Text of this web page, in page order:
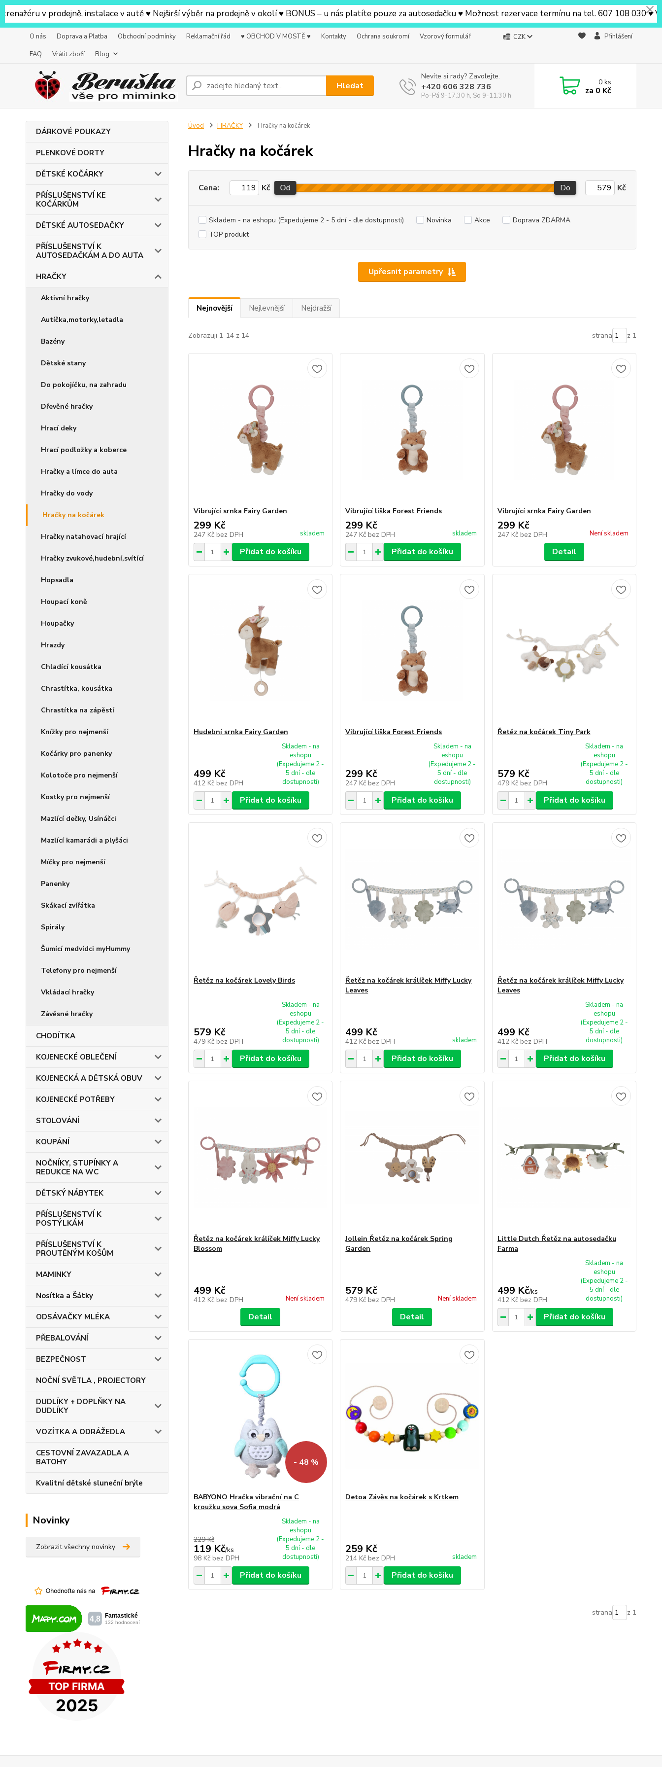
v prodejně, instalace v autě ♥ Nejširší výběr na prodejně v okolí ♥ BONUS – u nás platíte pouze za autosedačku ♥ Možnost rezervace termínu na tel. 607 108 030 ♥ V
O nás Doprava a Platba Obchodní podmínky Reklamační řád ♥ OBCHOD V MOSTĚ ♥ Kontakty Ochrana soukromí
Vzorový formulář
FAQ
Vrátit zboží Blog
CZK Přihlášení
Hledat
Nevíte si rady? Zavolejte.
+420 606 328 736
Po-Pá 9-17.30 h, So 9-11.30 h
0ks
za 0 Kč
DÁRKOVÉ POUKAZY
PLENKOVÉ DORTY
DĚTSKÉ KOČÁRKY
PŘÍSLUŠENSTVÍ KE
KOČÁRKŮM
DĚTSKÉ AUTOSEDAČKY
PŘÍSLUŠENSTVÍ K
AUTOSEDAČKÁM A DO AUTA
HRAČKY
Aktivní hračky
Autíčka,motorky,letadla
Bazény
Dětské stany
Do pokojíčku, na zahradu
Dřevěné hračky
Hrací deky
Hrací podložky a koberce
Hračky a límce do auta
Hračky do vody
Hračky na kočárek
Hračky natahovací hrající
Hračky zvukové,hudební,svítící
Hopsadla
Houpací koně
Houpačky
Hrazdy
Chladící kousátka
Chrastítka, kousátka
Chrastítka na zápěstí
Knížky pro nejmenší
Kočárky pro panenky
Kolotoče pro nejmenší
Kostky pro nejmenší
Mazlící dečky, Usínáčci
Mazlící kamarádi a plyšáci
Míčky pro nejmenší
Panenky
Skákací zvířátka
Spirály
Šumící medvídci myHummy
Telefony pro nejmenší
Vkládací hračky
Závěsné hračky
CHODÍTKA
KOJENECKÉ OBLEČENÍ
KOJENECKÁ A DĚTSKÁ OBUV
KOJENECKÉ POTŘEBY
STOLOVÁNÍ
KOUPÁNÍ
NOČNÍKY, STUPÍNKY A
REDUKCE NA WC
DĚTSKÝ NÁBYTEK
PŘÍSLUŠENSTVÍ K
POSTÝLKÁM
PŘÍSLUŠENSTVÍ K
PROUTĚNÝM KOŠŮM
MAMINKY
Nosítka a Šátky
ODSÁVAČKY MLÉKA
PŘEBALOVÁNÍ
BEZPEČNOST
NOČNÍ SVĚTLA , PROJECTORY
DUDLÍKY + DOPLŇKY NA
DUDLÍKY
VOZÍTKA A ODRÁŽEDLA
CESTOVNÍ ZAVAZADLA A
BATOHY
Kvalitní dětské sluneční brýle
Novinky
Zobrazit všechny novinky
Úvod HRAČKY Hračky na kočárek
Hračky na kočárek
Upřesnit parametry
Cena: Kč Od Do Kč
Skladem - na eshopu (Expedujeme 2 - 5 dní - dle dostupnosti) Novinka Akce
Doprava ZDARMA
TOP produkt
Nejnovější Nejlevnější Nejdražší
Zobrazuji 1-14 z 14 strana z 1
Vibrující srnka Fairy Garden
299 Kč
247 Kč bez DPH skladem
Přidat do košíku
Vibrující liška Forest Friends
299 Kč
247 Kč bez DPH skladem
Přidat do košíku
Vibrující srnka Fairy Garden
299 Kč
247 Kč bez DPH Není skladem
Detail
Hudební srnka Fairy Garden
499 Kč
412 Kč bez DPH
Skladem - na
eshopu
(Expedujeme 2 -
5 dní - dle
dostupnosti)
Přidat do košíku
Vibrující liška Forest Friends
299 Kč
247 Kč bez DPH
Skladem - na
eshopu
(Expedujeme 2 -
5 dní - dle
dostupnosti)
Přidat do košíku
Řetěz na kočárek Tiny Park
579 Kč
479 Kč bez DPH
Skladem - na
eshopu
(Expedujeme 2 -
5 dní - dle
dostupnosti)
Přidat do košíku
Řetěz na kočárek Lovely Birds
579 Kč
479 Kč bez DPH
Skladem - na
eshopu
(Expedujeme 2 -
5 dní - dle
dostupnosti)
Přidat do košíku
Řetěz na kočárek králíček Miffy Lucky
Leaves
499 Kč
412 Kč bez DPH skladem
Přidat do košíku
Řetěz na kočárek králíček Miffy Lucky
Leaves
499 Kč
412 Kč bez DPH
Skladem - na
eshopu
(Expedujeme 2 -
5 dní - dle
dostupnosti)
Přidat do košíku
Řetěz na kočárek králíček Miffy Lucky
Blossom
499 Kč
412 Kč bez DPH Není skladem
Detail
Jollein Řetěz na kočárek Spring
Garden
579 Kč
479 Kč bez DPH Není skladem
Detail
Little Dutch Řetěz na autosedačku
Farma
499 Kč/ks
412 Kč bez DPH
Skladem - na
eshopu
(Expedujeme 2 -
5 dní - dle
dostupnosti)
Přidat do košíku
- 48 %
BABYONO Hračka vibrační na C
kroužku sova Sofia modrá
229 Kč
119 Kč/ks
98 Kč bez DPH
Skladem - na
eshopu
(Expedujeme 2 -
5 dní - dle
dostupnosti)
Přidat do košíku
Detoa Závěs na kočárek s Krtkem
259 Kč
214 Kč bez DPH skladem
Přidat do košíku
strana z 1